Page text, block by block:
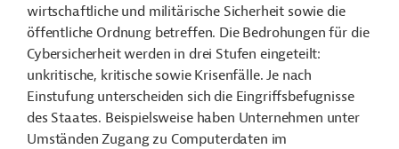
wirtschaftliche und militärische Sicherheit sowie die
öffentliche Ordnung betreffen. Die Bedrohungen für die
Cybersicherheit werden in drei Stufen eingeteilt:
unkritische, kritische sowie Krisenfälle. Je nach
Einstufung unterscheiden sich die Eingriffsbefugnisse
des Staates. Beispielsweise haben Unternehmen unter
Umständen Zugang zu Computerdaten im